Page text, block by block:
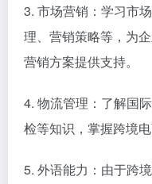
3. 市场营销：学习市
理、营销策略等，为
营销方案提供支持。
4. 物流管理：了解国
检等知识，掌握跨境
5. 外语能力：由于跨